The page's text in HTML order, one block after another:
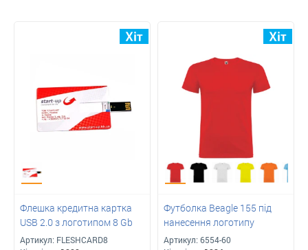
Флешка кредитна картка
USB 2.0 з логотипом 8 Gb
Артикул: FLESHCARD8
Футболка Beagle 155 під
нанесення логотипу
Артикул: 6554-60